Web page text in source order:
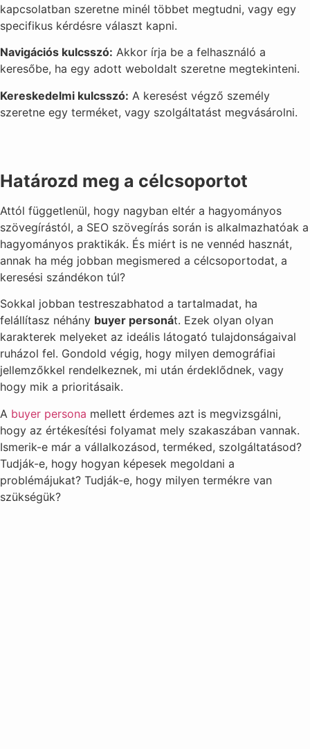
kapcsolatban szeretne minél többet megtudni, vagy egy
specifikus kérdésre választ kapni.
Navigációs kulcsszó: Akkor írja be a felhasználó a
keresőbe, ha egy adott weboldalt szeretne megtekinteni.
Kereskedelmi kulcsszó: A keresést végző személy
szeretne egy terméket, vagy szolgáltatást megvásárolni.
Határozd meg a célcsoportot
Attól függetlenül, hogy nagyban eltér a hagyományos
szövegírástól, a SEO szövegírás során is alkalmazhatóak a
hagyományos praktikák. És miért is ne vennéd hasznát,
annak ha még jobban megismered a célcsoportodat, a
keresési szándékon túl?
Sokkal jobban testreszabhatod a tartalmadat, ha
felállítasz néhány buyer personát. Ezek olyan olyan
karakterek melyeket az ideális látogató tulajdonságaival
ruházol fel. Gondold végig, hogy milyen demográfiai
jellemzőkkel rendelkeznek, mi után érdeklődnek, vagy
hogy mik a prioritásaik.
A buyer persona mellett érdemes azt is megvizsgálni,
hogy az értékesítési folyamat mely szakaszában vannak.
Ismerik-e már a vállalkozásod, terméked, szolgáltatásod?
Tudják-e, hogy hogyan képesek megoldani a
problémájukat? Tudják-e, hogy milyen termékre van
szükségük?